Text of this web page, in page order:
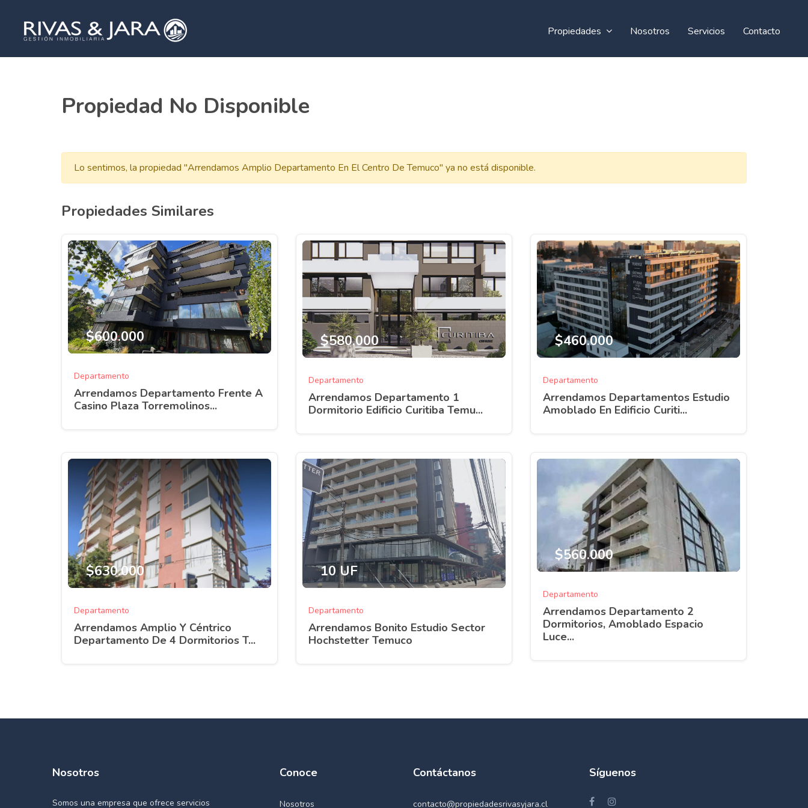
Propiedades Nosotros Servicios Contacto
Propiedad No Disponible
Lo sentimos, la propiedad "Arrendamos Amplio Departamento En El Centro De Temuco" ya no está disponible.
Propiedades Similares
$600.000
Departamento
Arrendamos Departamento Frente A
Casino Plaza Torremolinos...
$580.000
Departamento
Arrendamos Departamento 1
Dormitorio Edificio Curitiba Temu...
$460.000
Departamento
Arrendamos Departamentos Estudio
Amoblado En Edificio Curiti...
$630.000
Departamento
Arrendamos Amplio Y Céntrico
Departamento De 4 Dormitorios T...
10 UF
Departamento
Arrendamos Bonito Estudio Sector
Hochstetter Temuco
$560.000
Departamento
Arrendamos Departamento 2
Dormitorios, Amoblado Espacio
Luce...
Nosotros
Somos una empresa que ofrece servicios
Conoce
Nosotros
Contáctanos
contacto@propiedadesrivasyjara.cl
Síguenos